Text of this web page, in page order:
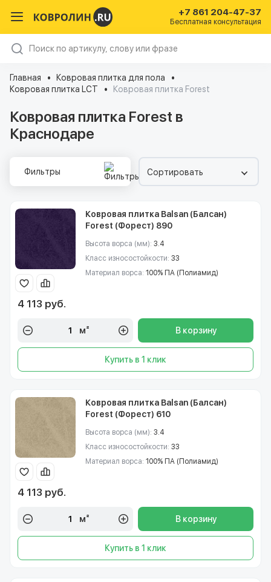
+7 861 204-47-37
Бесплатная консультация
Главная
Ковровая плитка для пола
Ковровая плитка LCT
Ковровая плитка Forest
Ковровая плитка Forest в
Краснодаре
Фильтры Сортировать
Ковровая плитка Balsan (Балсан)
Forest (Форест) 890
Высота ворса (мм): 3.4
Класс износостойкости: 33
Материал ворса: 100% ПА (Полиамид)
4 113 руб.
м² В корзину
Купить в 1 клик
Ковровая плитка Balsan (Балсан)
Forest (Форест) 610
Высота ворса (мм): 3.4
Класс износостойкости: 33
Материал ворса: 100% ПА (Полиамид)
4 113 руб.
м² В корзину
Купить в 1 клик